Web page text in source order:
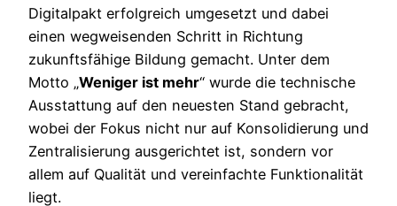
Digitalpakt erfolgreich umgesetzt und dabei
einen wegweisenden Schritt in Richtung
zukunftsfähige Bildung gemacht. Unter dem
Motto „Weniger ist mehr“ wurde die technische
Ausstattung auf den neuesten Stand gebracht,
wobei der Fokus nicht nur auf Konsolidierung und
Zentralisierung ausgerichtet ist, sondern vor
allem auf Qualität und vereinfachte Funktionalität
liegt.